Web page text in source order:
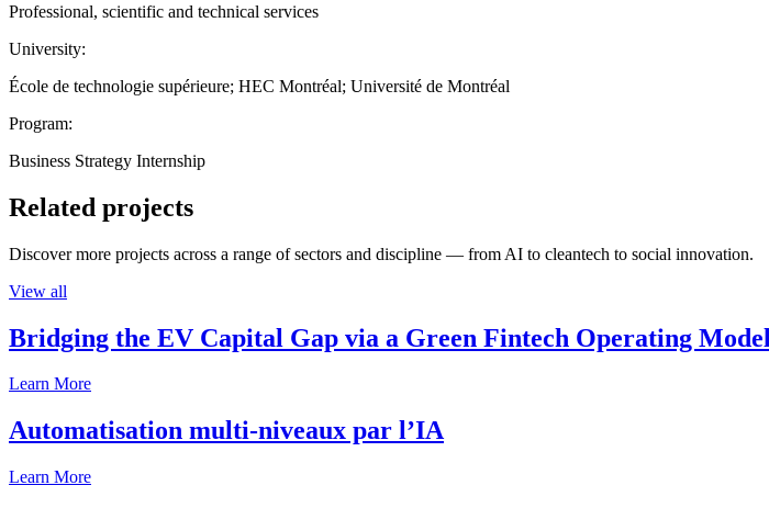
Professional, scientific and technical services
University:
École de technologie supérieure; HEC Montréal; Université de Montréal
Program:
Business Strategy Internship
Related projects
Discover more projects across a range of sectors and discipline — from AI to cleantech to social innovation.
View all
Bridging the EV Capital Gap via a Green Fintech Operating
Learn More
Automatisation multi-niveaux par l’IA
Learn More